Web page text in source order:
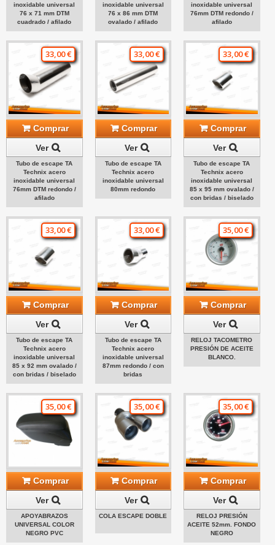
inoxidable universal
76 x 71 mm DTM
cuadrado / afilado
inoxidable universal
76 x 86 mm DTM
ovalado / afilado
inoxidable universal
76mm DTM redondo /
afilado
33,00 €
Comprar
Ver
Tubo de escape TA
Technix acero
inoxidable universal
76mm DTM redondo /
afilado
33,00 €
Comprar
Ver
Tubo de escape TA
Technix acero
inoxidable universal
80mm redondo
33,00 €
Comprar
Ver
Tubo de escape TA
Technix acero
inoxidable universal
85 x 95 mm ovalado /
con bridas / biselado
33,00 €
Comprar
Ver
Tubo de escape TA
Technix acero
inoxidable universal
85 x 92 mm ovalado /
con bridas / biselado
33,00 €
Comprar
Ver
Tubo de escape TA
Technix acero
inoxidable universal
87mm redondo / con
bridas
35,00 €
Comprar
Ver
RELOJ TACOMETRO
PRESIÓN DE ACEITE
BLANCO.
35,00 €
Comprar
Ver
APOYABRAZOS
UNIVERSAL COLOR
NEGRO PVC
35,00 €
Comprar
Ver
COLA ESCAPE DOBLE
35,00 €
Comprar
Ver
RELOJ PRESIÓN
ACEITE 52mm. FONDO
NEGRO